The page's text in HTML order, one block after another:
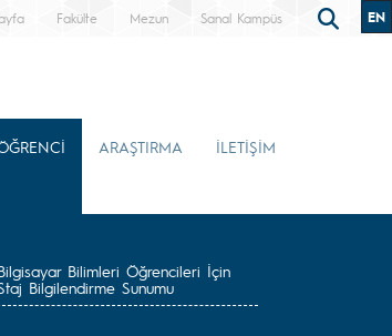
Fakülte Mezun Sanal Kampüs EN
ARAŞTIRMA İLETİŞİM
Bilimleri Öğrencileri İçin
Bilgilendirme Sunumu